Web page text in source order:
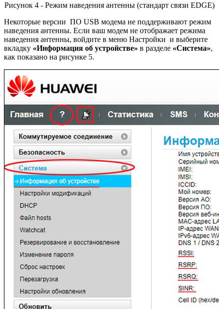
Рисунок 4 - Режим наведения антенны (стандарт связи EDGE)
Некоторые версии ПО USB модема не поддерживают режим
наведения антенны. Если ваш модем не отображает режима
наведения антенны, войдите в меню Настройки и выберите
вкладку «Информация об устройстве» в разделе «Система»,
как показано на рисунке 5.